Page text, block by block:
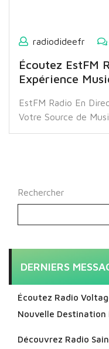
radiodideefr
Écoutez EstFM
Expérience
EstFM Radio En
Votre Source de
Rechercher
DERNIERS
Écoutez Radio
Nouvelle Destination
Découvrez Radio